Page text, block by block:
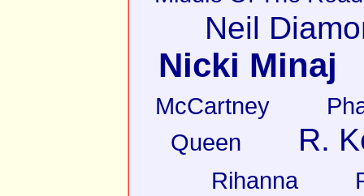
Neil
Nicki Minaj
McCartney
Queen
R.
Rihanna